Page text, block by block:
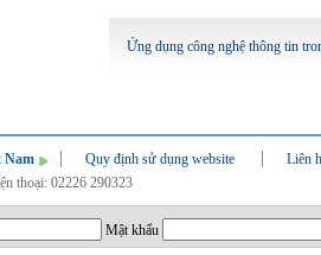
Ứng dụng công nghệ thông tin
Nam Quy định sử dụng website
Liên
thoại: 02226 290323
Mật khẩu